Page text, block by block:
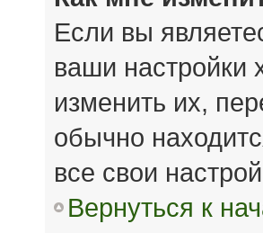
Если вы
ваши настройки
изменить их,
обычно
все свои
Вернуться к